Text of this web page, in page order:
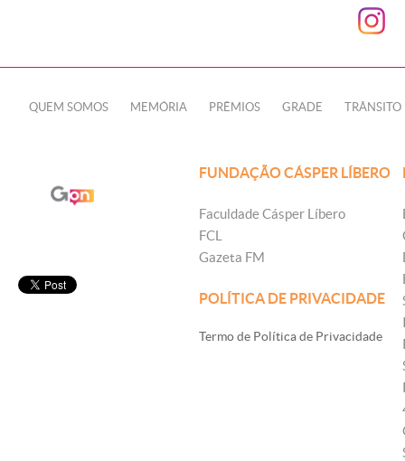
QUEM SOMOS MEMÓRIA PRÊMIOS GRADE TRÂNSITO
FUNDAÇÃO CÁSPER LÍBERO
Faculdade Cásper Líbero
FCL
Gazeta FM
POLÍTICA DE PRIVACIDADE
Termo de Política de Privacidade